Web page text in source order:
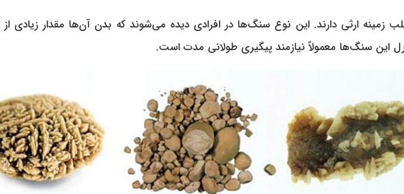
زمینه ارثی دارند. این نوع سنگ‌ها در افرادی دیده می‌شوند که بدن آن‌ها مقدار زیادی
این سنگ‌ها معمولاً نیازمند پیگیری طولانی ‌مدت است.